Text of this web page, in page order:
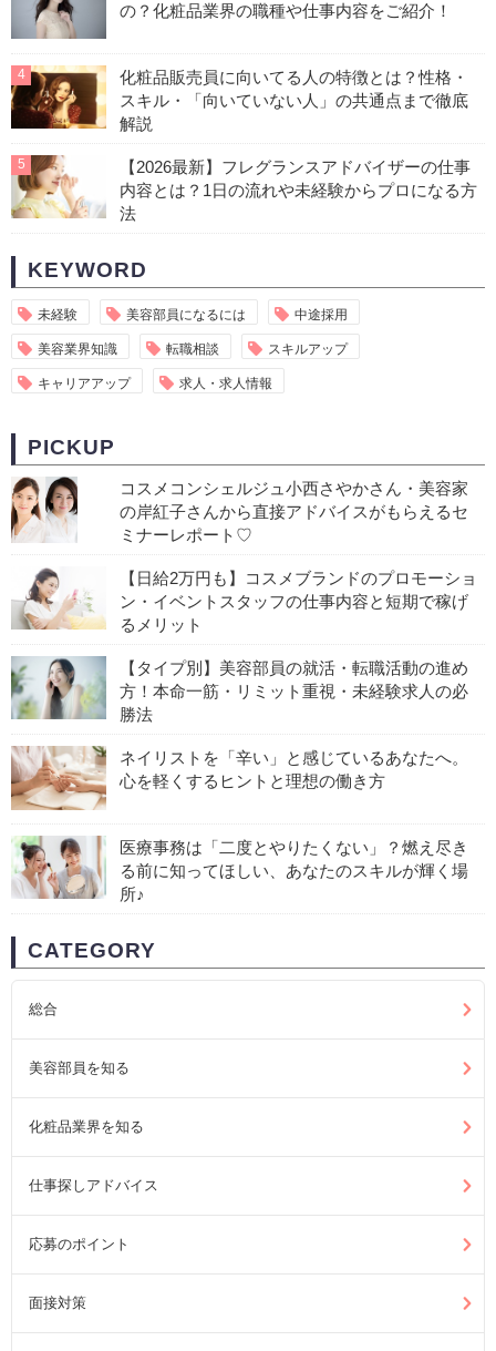
の？化粧品業界の職種や仕事内容をご紹介！
4
化粧品販売員に向いてる人の特徴とは？性格・
スキル・「向いていない人」の共通点まで徹底
解説
5
【2026最新】フレグランスアドバイザーの仕事
内容とは？1日の流れや未経験からプロになる方
法
KEYWORD
未経験 美容部員になるには 中途採用
美容業界知識 転職相談 スキルアップ
キャリアアップ 求人・求人情報
PICKUP
コスメコンシェルジュ小西さやかさん・美容家
の岸紅子さんから直接アドバイスがもらえるセ
ミナーレポート♡
【日給2万円も】コスメブランドのプロモーショ
ン・イベントスタッフの仕事内容と短期で稼げ
るメリット
【タイプ別】美容部員の就活・転職活動の進め
方！本命一筋・リミット重視・未経験求人の必
勝法
ネイリストを「辛い」と感じているあなたへ。
心を軽くするヒントと理想の働き方
医療事務は「二度とやりたくない」？燃え尽き
る前に知ってほしい、あなたのスキルが輝く場
所♪
CATEGORY
総合
美容部員を知る
化粧品業界を知る
仕事探しアドバイス
応募のポイント
面接対策